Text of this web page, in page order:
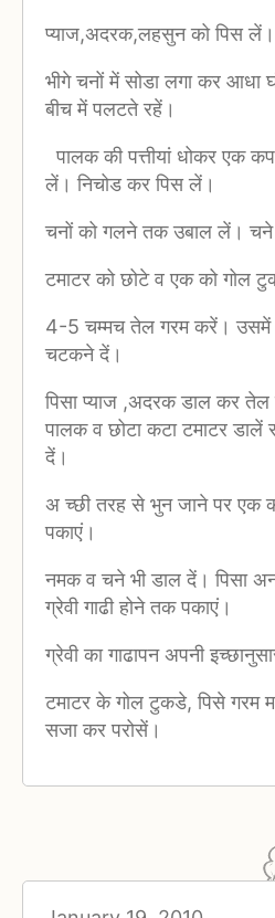
प्याज,अदरक,लहसुन को पिस लें।
भीगे चनों में सोडा लगा कर
बीच में पलटते रहें।
पालक की पत्तीयां धोकर एक
लें। निचोड कर पिस लें।
चनों को गलने तक उबाल लें। चने
टमाटर को छोटे व एक को गोल
4-5 चम्मच तेल गरम करें। उसमें
चटकने दें।
पिसा प्याज ,अदरक डाल कर
पालक व छोटा कटा टमाटर डालें
दें।
अ च्छी तरह से भुन जाने पर एक
पकाएं।
नमक व चने भी डाल दें। पिसा
ग्रेवी गाढी होने तक पकाएं।
ग्रेवी का गाढापन अपनी
टमाटर के गोल टुकडे, पिसे गरम
सजा कर परोसें।